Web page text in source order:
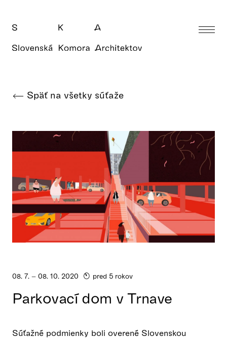
Späť na všetky súťaže
08. 7. – 08. 10. 2020 pred 5 rokov
Parkovací dom v Trnave
Súťažné podmienky boli overené Slovenskou